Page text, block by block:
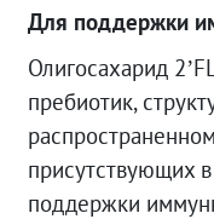
Для поддержки
Олигосахарид
пребиотик,
присутствующих
поддержки